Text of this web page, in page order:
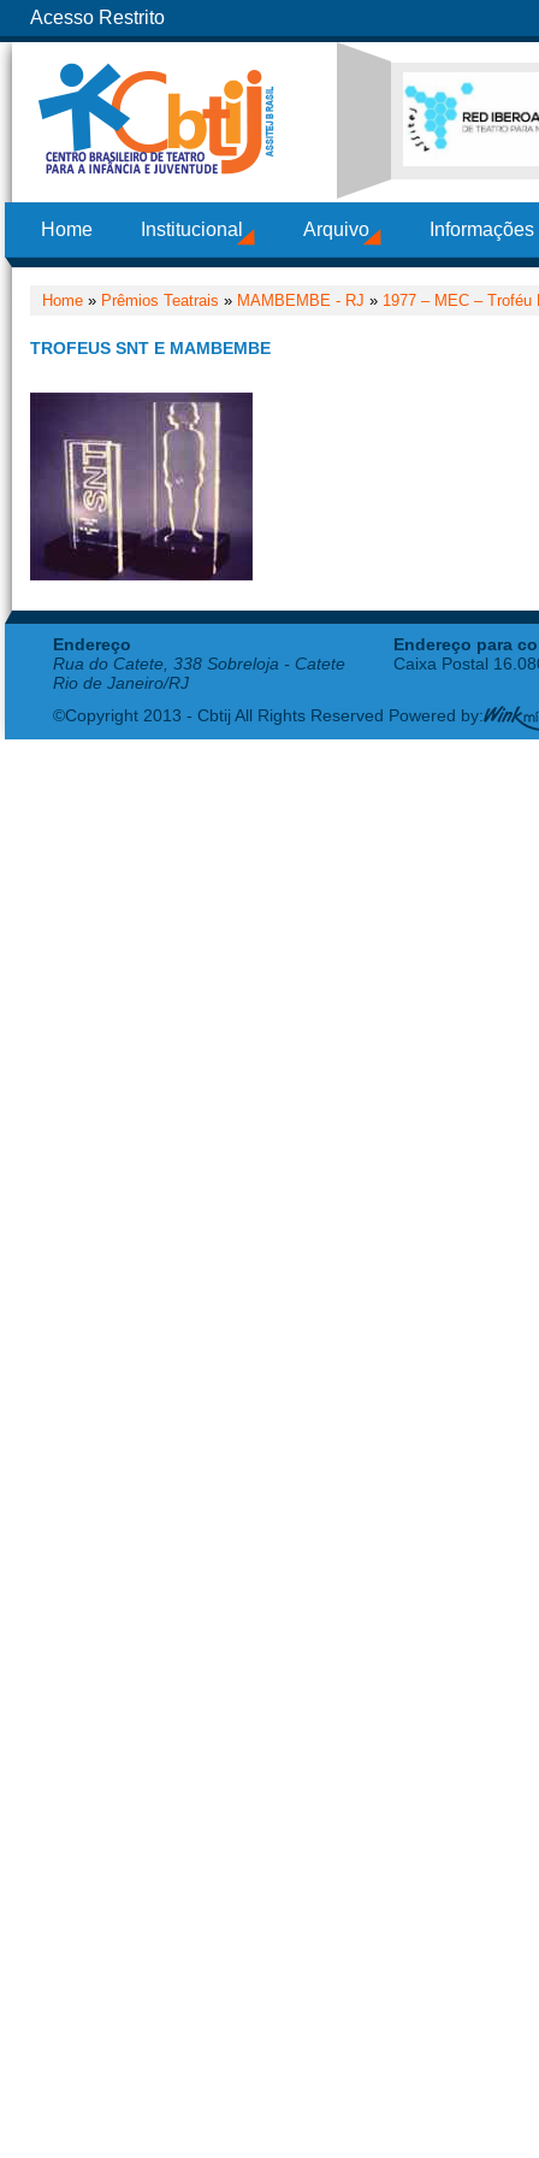
Acesso Restrito
Home Institucional Arquivo
Home » Prêmios Teatrais » MAMBEMBE - RJ » 1977 – MEC – Troféu
TROFEUS SNT E MAMBEMBE
Endereço
Rua do Catete, 338 Sobreloja - Catete
Rio de Janeiro/RJ
Endereço para
Caixa Postal
©Copyright 2013 - Cbtij All Rights Reserved Powered by: